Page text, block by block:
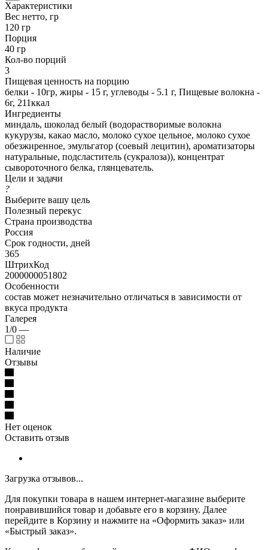
Характеристики
Вес нетто, гр
120 гр
Порция
40 гр
Кол-во порций
3
Пищевая ценность на порцию
белки - 10гр, жиры - 15 г, углеводы - 5.1 г, Пищевые волокна -
6г, 211ккал
Ингредиенты
миндаль, шоколад белый (водорастворимые волокна
кукурузы, какао масло, молоко сухое цельное, молоко сухое
обезжиренное, эмульгатор (соевый лецитин), ароматизаторы
натуральные, подсластитель (сукралоза)), концентрат
сывороточного белка, глянцеватель.
Цели и задачи
?
Выберите вашу цель
Полезный перекус
Страна производства
Россия
Срок годности, дней
365
ШтрихКод
2000000051802
Особенности
состав может незначительно отличаться в зависимости от
вкуса продукта
Галерея
1/0 —
Наличие
Отзывы
Нет оценок
Оставить отзыв
Загрузка отзывов...
Для покупки товара в нашем интернет-магазине выберите
понравившийся товар и добавьте его в корзину. Далее
перейдите в Корзину и нажмите на «Оформить заказ» или
«Быстрый заказ».